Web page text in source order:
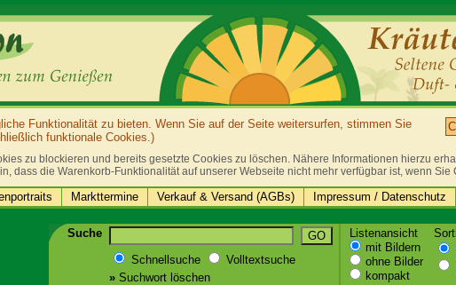
Funktionalität zu bieten. Wenn Sie auf der Seite weitersurfen, stimmen Sie
funktionale Cookies.)
zu blockieren und bereits gesetzte Cookies zu löschen. Nähere Informationen hierzu
dass die Warenkorb-Funktionalität auf unserer Webseite nicht mehr verfügbar ist, wenn
Markttermine Verkauf & Versand (AGBs) Impressum / Datenschutz
Suche
GO
Schnellsuche
Volltextsuche
» Suchwort löschen
Listenansicht
mit Bildern
ohne Bilder
kompakt